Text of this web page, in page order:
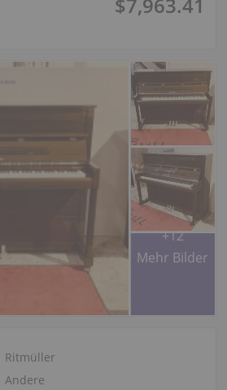
$7,963.41
+12
Mehr Bilder
Ritmüller
Andere